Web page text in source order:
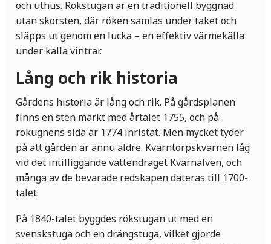
och uthus. Rökstugan är en traditionell byggnad
utan skorsten, där röken samlas under taket och
släpps ut genom en lucka – en effektiv värmekälla
under kalla vintrar.
Lång och rik historia
Gårdens historia är lång och rik. På gårdsplanen
finns en sten märkt med årtalet 1755, och på
rökugnens sida är 1774 inristat. Men mycket tyder
på att gården är ännu äldre. Kvarntorpskvarnen låg
vid det intilliggande vattendraget Kvarnälven, och
många av de bevarade redskapen dateras till 1700-
talet.
På 1840-talet byggdes rökstugan ut med en
svenskstuga och en drängstuga, vilket gjorde